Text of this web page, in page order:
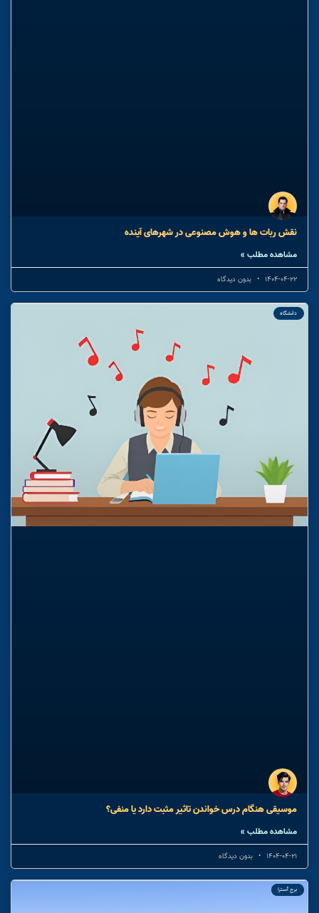
نقش ربات ها و هوش مصنوعی در شهرهای آینده
مشاهده مطلب »
1404-04-22 بدون دیدگاه
دانشگاه
موسیقی هنگام درس خواندن تاثیر مثبت دارد یا منفی؟
مشاهده مطلب »
1404-04-21 بدون دیدگاه
برج آسترا